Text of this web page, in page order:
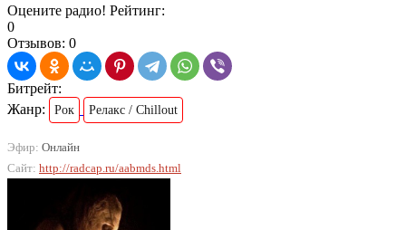
Оцените радио! Рейтинг:
0
Отзывов: 0
Битрейт:
Жанр:
Рок Релакс / Chillout
Эфир: Онлайн
Сайт: http://radcap.ru/aabmds.html